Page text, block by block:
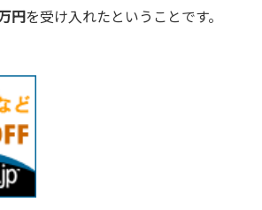
円を受け入れたということです。